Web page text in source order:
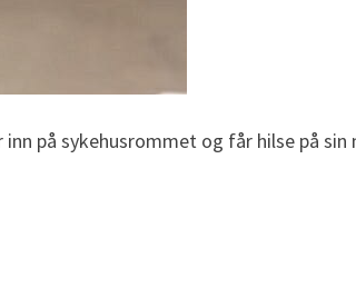
på sykehusrommet og får hilse på